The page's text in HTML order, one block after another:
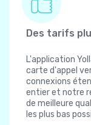
Des tarifs
L'application
carte d'appel
connexions
entier et notre
de meilleure
les plus bas